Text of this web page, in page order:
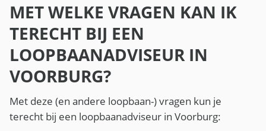
MET WELKE VRAGEN KAN IK
TERECHT BIJ EEN
LOOPBAANADVISEUR IN
VOORBURG?
Met deze (en andere loopbaan-) vragen kun je
terecht bij een loopbaanadviseur in Voorburg: